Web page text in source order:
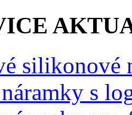
silikonové
s